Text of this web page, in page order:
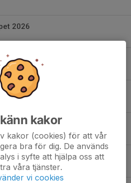
2026
26/27
26/27
organisation
kakor
kakor (cookies) för att vår
bra för dig. De används
i syfte att hjälpa oss att
våra tjänster.
vi cookies